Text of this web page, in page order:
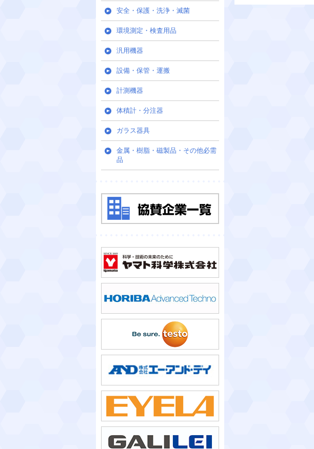
安全・保護・洗浄・滅菌
環境測定・検査用品
汎用機器
設備・保管・運搬
計測機器
体積計・分注器
ガラス器具
金属・樹脂・磁製品・その他必需
品